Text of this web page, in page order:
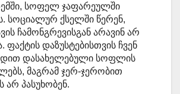
სოფელ ჯაფარეულში
სოციალურ ქსელში წერენ,
ჩამონგრევისგან არავინ არ
ფაქტის დაზუსტებისთვის ჩვენ
დასახელებული სოფლის
მაგრამ ჯერ-ჯერობით
არ პასუხობენ.